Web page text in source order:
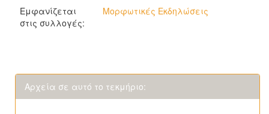
Εμφανίζεται
στις συλλογές:
Μορφωτικές Εκδηλώσεις
Αρχεία σε αυτό το τεκμήριο: